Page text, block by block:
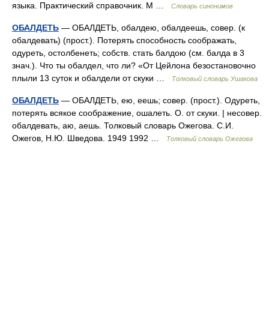
языка. Практический справочник. М …
Словарь синонимов
ОБАЛДЕТЬ — ОБАЛДЕТЬ, обалдею, обалдеешь, совер. (к
обалдевать) (прост.). Потерять способность соображать,
одуреть, остолбенеть; собств. стать балдою (см. балда в 3
знач.). Что ты обалдел, что ли? «От Цейлона безостановочно
плыли 13 суток и обалдели от скуки …
Толковый словарь Ушакова
ОБАЛДЕТЬ — ОБАЛДЕТЬ, ею, еешь; совер. (прост.). Одуреть,
потерять всякое соображение, ошалеть. О. от скуки. | несовер.
обалдевать, аю, аешь. Толковый словарь Ожегова. С.И.
Ожегов, Н.Ю. Шведова. 1949 1992 …
Толковый словарь Ожегова